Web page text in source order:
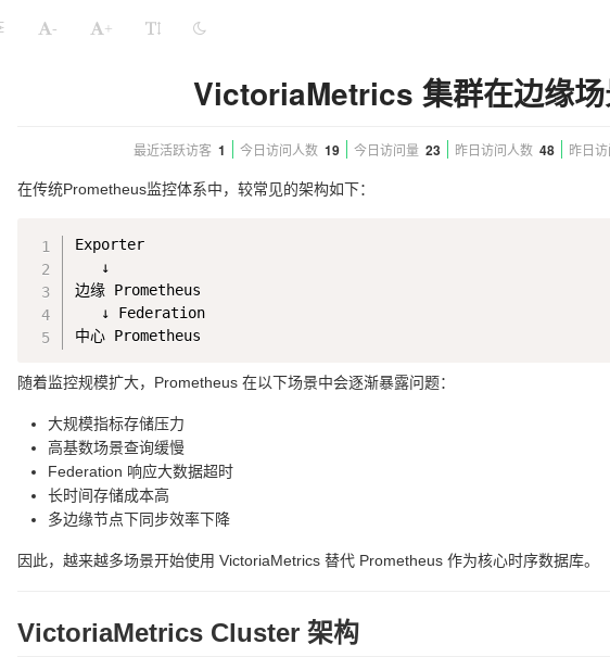
- +
VictoriaMetrics 集群在边缘
最近活跃访客 1 今日访问人数 19 今日访问量 23 昨日访问人数 48 昨日
在传统Prometheus监控体系中，较常见的架构如下：
Exporter
   ↓
边缘 Prometheus
   ↓ Federation
随着监控规模扩大，Prometheus 在以下场景中会逐渐暴露问题：
大规模指标存储压力
高基数场景查询缓慢
Federation 响应大数据超时
长时间存储成本高
多边缘节点下同步效率下降
因此，越来越多场景开始使用 VictoriaMetrics 替代 Prometheus 作为核心时序数据库。
VictoriaMetrics Cluster 架构